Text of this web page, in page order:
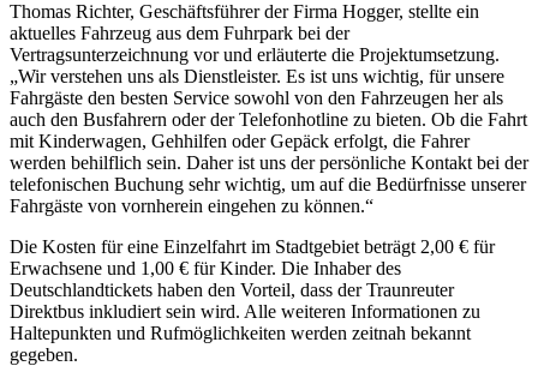
Thomas Richter, Geschäftsführer der Firma Hogger, stellte ein
aktuelles Fahrzeug aus dem Fuhrpark bei der
Vertragsunterzeichnung vor und erläuterte die Projektumsetzung.
„Wir verstehen uns als Dienstleister. Es ist uns wichtig, für unsere
Fahrgäste den besten Service sowohl von den Fahrzeugen her als
auch den Busfahrern oder der Telefonhotline zu bieten. Ob die Fahrt
mit Kinderwagen, Gehhilfen oder Gepäck erfolgt, die Fahrer
werden behilflich sein. Daher ist uns der persönliche Kontakt bei der
telefonischen Buchung sehr wichtig, um auf die Bedürfnisse unserer
Fahrgäste von vornherein eingehen zu können.“
Die Kosten für eine Einzelfahrt im Stadtgebiet beträgt 2,00 € für
Erwachsene und 1,00 € für Kinder. Die Inhaber des
Deutschlandtickets haben den Vorteil, dass der Traunreuter
Direktbus inkludiert sein wird. Alle weiteren Informationen zu
Haltepunkten und Rufmöglichkeiten werden zeitnah bekannt
gegeben.